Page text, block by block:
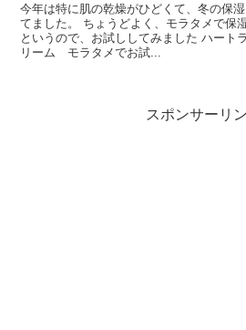
今年は特に肌の乾燥がひどくて、冬の保
てました。 ちょうどよく、モラタメで保
というので、お試ししてみました ハー
リーム モラタメでお試...
スポンサーリ